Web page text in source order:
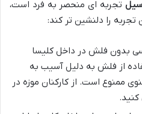
تجربه ای منحصر به فرد است،
تجربه را دلنشین تر کند:
بدون فلش در داخل کلیسا
از فلش به دلیل آسیب به
ممنوع است. از کارکنان موزه در
کنید.